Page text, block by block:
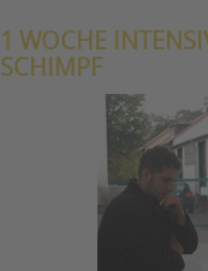
1 WOCHE
SCHIMPF